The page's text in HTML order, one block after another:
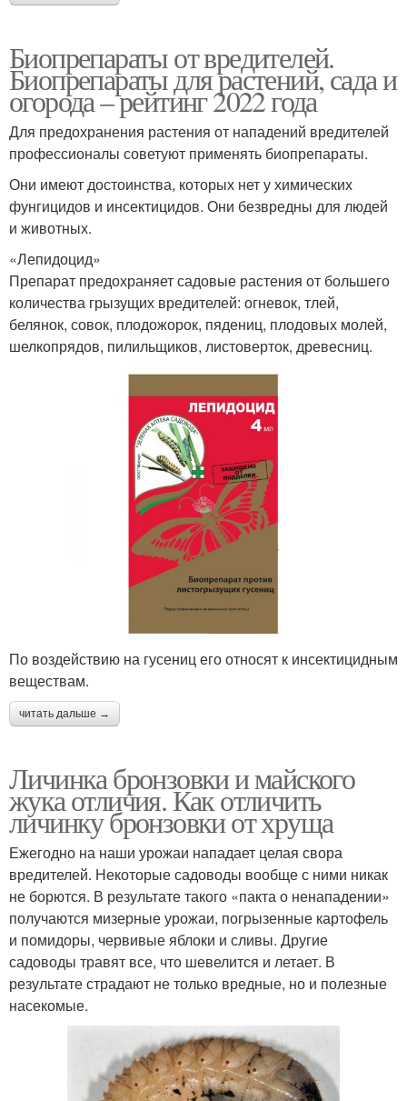
Биопрепараты от вредителей.
Биопрепараты для растений, сада и
огорода – рейтинг 2022 года
Для предохранения растения от нападений вредителей
профессионалы советуют применять биопрепараты.
Они имеют достоинства, которых нет у химических
фунгицидов и инсектицидов. Они безвредны для людей
и животных.
«Лепидоцид»
Препарат предохраняет садовые растения от большего
количества грызущих вредителей: огневок, тлей,
белянок, совок, плодожорок, пядениц, плодовых молей,
шелкопрядов, пилильщиков, листоверток, древесниц.
По воздействию на гусениц его относят к инсектицидным
веществам.
читать дальше →
Личинка бронзовки и майского
жука отличия. Как отличить
личинку бронзовки от хруща
Ежегодно на наши урожаи нападает целая свора
вредителей. Некоторые садоводы вообще с ними никак
не борются. В результате такого «пакта о ненападении»
получаются мизерные урожаи, погрызенные картофель
и помидоры, червивые яблоки и сливы. Другие
садоводы травят все, что шевелится и летает. В
результате страдают не только вредные, но и полезные
насекомые.